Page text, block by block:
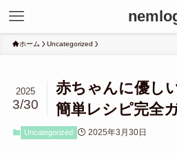
ホーム Uncategorized
赤ちゃんに優し
簡単レシピ完全
2025
3/30
Uncategorized 2025年3月30日